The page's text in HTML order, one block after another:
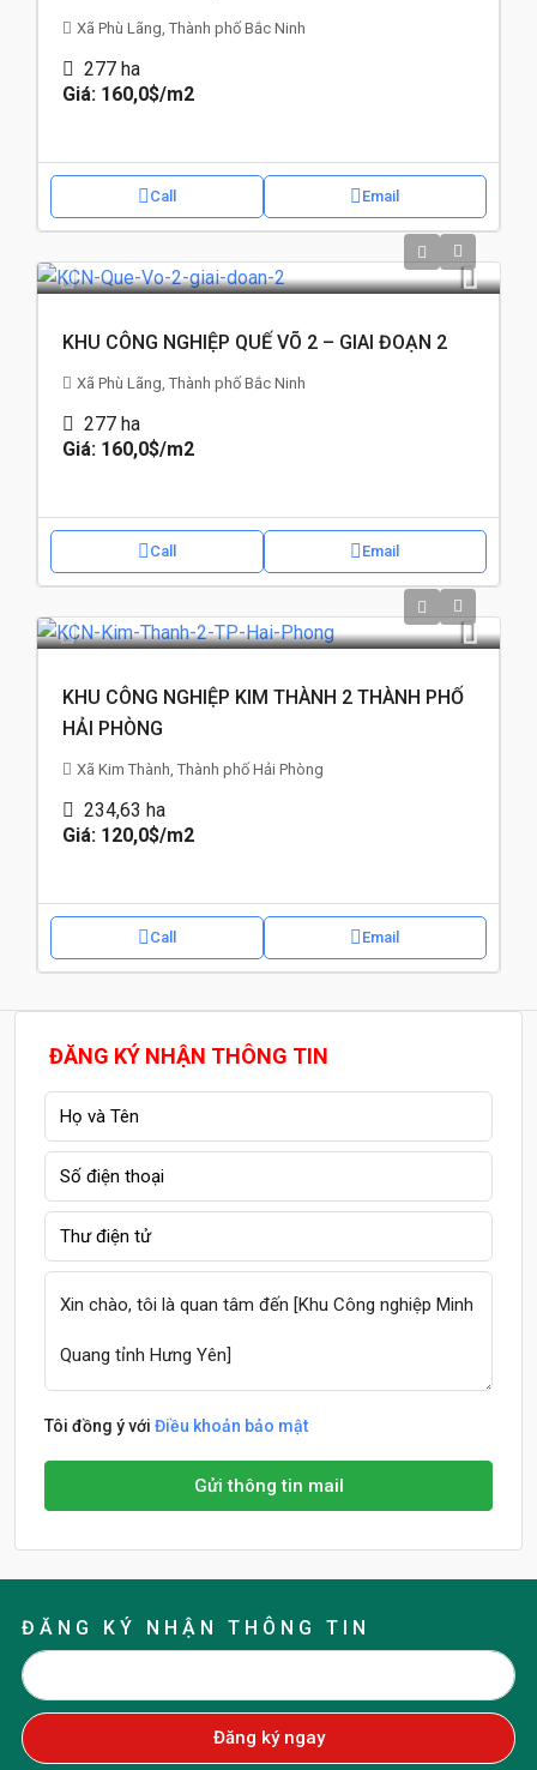
Xã Phù Lãng, Thành phố Bắc Ninh
277 ha
Giá: 160,0$/m2
Call Email
KHU CÔNG NGHIỆP QUẾ VÕ 2 – GIAI ĐOẠN 2
Xã Phù Lãng, Thành phố Bắc Ninh
277 ha
Giá: 160,0$/m2
Call Email
KHU CÔNG NGHIỆP KIM THÀNH 2 THÀNH PHỐ
HẢI PHÒNG
Xã Kim Thành, Thành phố Hải Phòng
234,63 ha
Giá: 120,0$/m2
Call Email
ĐĂNG KÝ NHẬN THÔNG TIN
Tôi đồng ý với Điều khoản bảo mật
Gửi thông tin mail
ĐĂNG KÝ NHẬN THÔNG TIN
Đăng ký ngay